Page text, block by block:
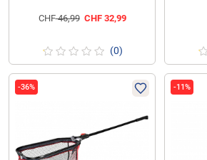
CHF46,99 CHF32,99
(0)
-36% -11%